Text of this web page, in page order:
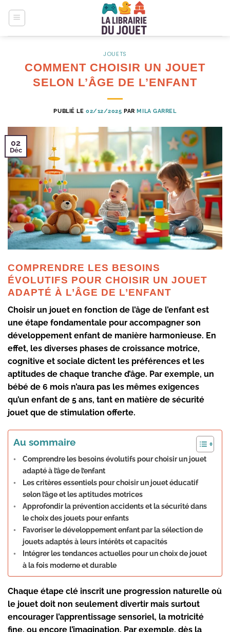
JOUETS
COMMENT CHOISIR UN JOUET
SELON L’ÂGE DE L’ENFANT
PUBLIÉ LE 02/12/2025 PARMILA GARREL
02
Déc
COMPRENDRE LES BESOINS
ÉVOLUTIFS POUR CHOISIR UN JOUET
ADAPTÉ À L’ÂGE DE L’ENFANT
Choisir un jouet en fonction de l’âge de l’enfant est
une étape fondamentale pour accompagner son
développement enfant de manière harmonieuse. En
effet, les diverses phases de croissance motrice,
cognitive et sociale dictent les préférences et les
aptitudes de chaque tranche d’âge. Par exemple, un
bébé de 6 mois n’aura pas les mêmes exigences
qu’un enfant de 5 ans, tant en matière de sécurité
jouet que de stimulation offerte.
Au sommaire
Comprendre les besoins évolutifs pour choisir un jouet
adapté à l’âge de l’enfant
Les critères essentiels pour choisir un jouet éducatif
selon l’âge et les aptitudes motrices
Approfondir la prévention accidents et la sécurité dans
le choix des jouets pour enfants
Favoriser le développement enfant par la sélection de
jouets adaptés à leurs intérêts et capacités
Intégrer les tendances actuelles pour un choix de jouet
à la fois moderne et durable
Chaque étape clé inscrit une progression naturelle où
le jouet doit non seulement divertir mais surtout
encourager l’apprentissage sensoriel, la motricité
fine, ou encore l’imagination. Par exemple, dès la